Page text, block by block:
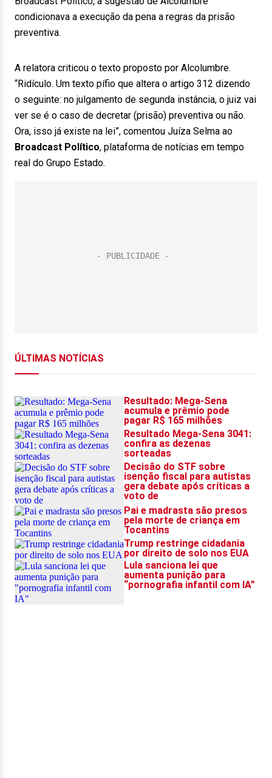
condicionava a execução da pena a regras da prisão
preventiva.
A relatora criticou o texto proposto por Alcolumbre.
“Ridículo. Um texto pífio que altera o artigo 312 dizendo
o seguinte: no julgamento de segunda instância, o juiz vai
ver se é o caso de decretar (prisão) preventiva ou não.
Ora, isso já existe na lei”, comentou Juíza Selma ao
Broadcast Político, plataforma de notícias em tempo
real do Grupo Estado.